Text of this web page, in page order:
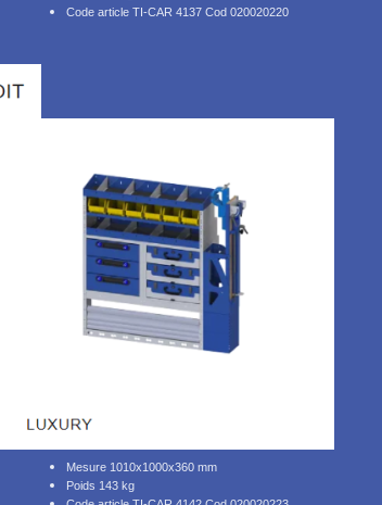
Code article TI-CAR 4137 Cod 020020220
Mesure 1010x1000x360 mm
Poids 143 kg